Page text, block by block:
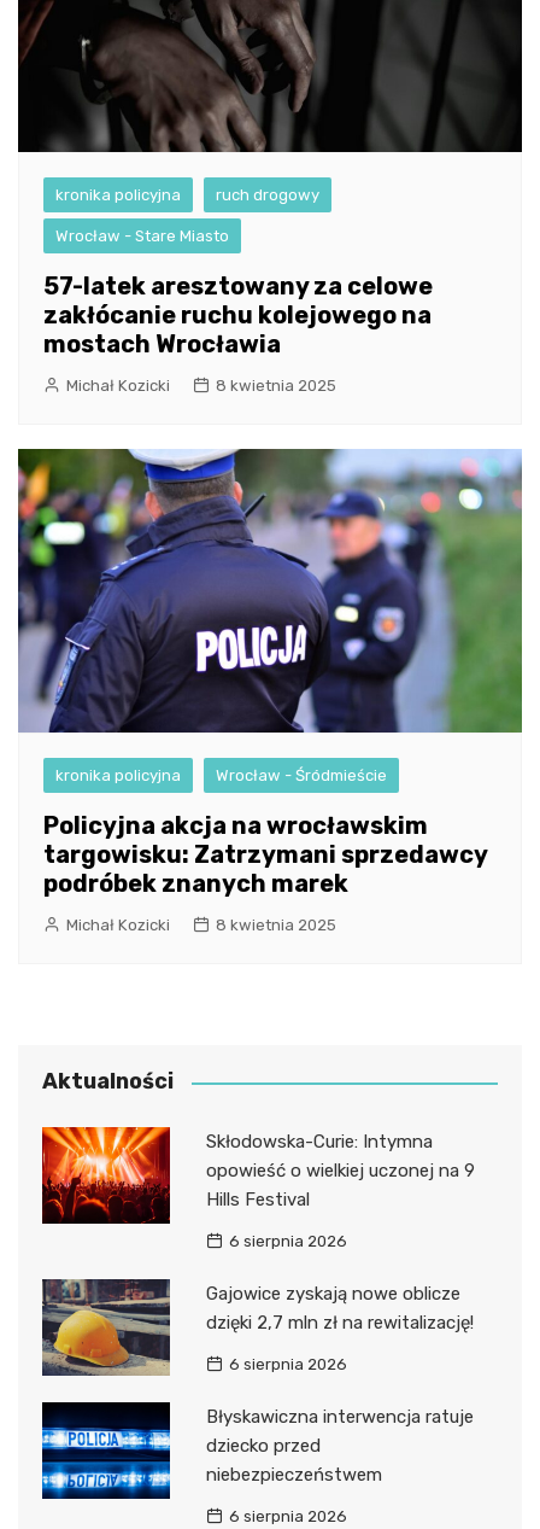
kronika policyjna ruch drogowy
Wrocław - Stare Miasto
57-latek aresztowany za celowe
zakłócanie ruchu kolejowego na
mostach Wrocławia
Michał Kozicki 8 kwietnia 2025
kronika policyjna Wrocław - Śródmieście
Policyjna akcja na wrocławskim
targowisku: Zatrzymani sprzedawcy
podróbek znanych marek
Michał Kozicki 8 kwietnia 2025
Aktualności
Skłodowska-Curie: Intymna
opowieść o wielkiej uczonej na 9
Hills Festival
6 sierpnia 2026
Gajowice zyskają nowe oblicze
dzięki 2,7 mln zł na rewitalizację!
6 sierpnia 2026
Błyskawiczna interwencja ratuje
dziecko przed
niebezpieczeństwem
6 sierpnia 2026